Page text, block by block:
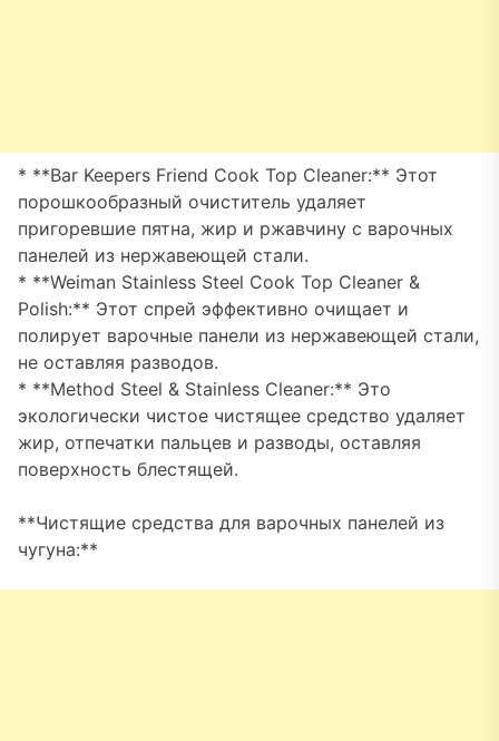
* **Bar Keepers Friend Cook Top Cleaner:** Этот
порошкообразный очиститель удаляет
пригоревшие пятна, жир и ржавчину с варочных
панелей из нержавеющей стали.
* **Weiman Stainless Steel Cook Top Cleaner &
Polish:** Этот спрей эффективно очищает и
полирует варочные панели из нержавеющей стали,
не оставляя разводов.
* **Method Steel & Stainless Cleaner:** Это
экологически чистое чистящее средство удаляет
жир, отпечатки пальцев и разводы, оставляя
поверхность блестящей.
**Чистящие средства для варочных панелей из
чугуна:**